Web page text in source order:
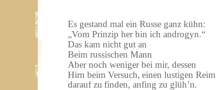
Es gestand mal ein Russe ganz kühn:
„Vom Prinzip her bin ich androgyn.“
Das kam nicht gut an
Beim russischen Mann
Aber noch weniger bei mir, dessen
Hirn beim Versuch, einen lustigen Reim
darauf zu finden, anfing zu glüh’n.